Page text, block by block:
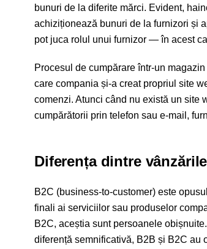
bunuri de la diferite mărci. Evident,
achiziționează bunuri de la furnizori și
pot juca rolul unui furnizor — în acest
Procesul de cumpărare într-un
care compania și-a creat propriul site
comenzi. Atunci când nu există un site
cumpărătorii prin telefon sau e-mail,
Diferența dintre
B2C (business-to-customer) este
finali ai serviciilor sau produselor
B2C, aceștia sunt persoanele
diferență semnificativă, B2B și B2C au